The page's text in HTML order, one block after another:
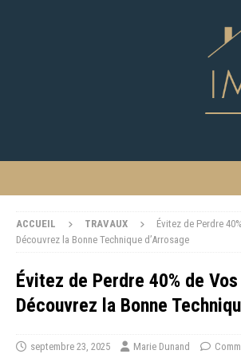
ACCUEIL TRAVAUX
Évitez de Perdre
Découvrez la Bonne Technique d’Arrosage
Évitez de Perdre 40% de
Découvrez la Bonne
septembre 23, 2025 Marie Dunand